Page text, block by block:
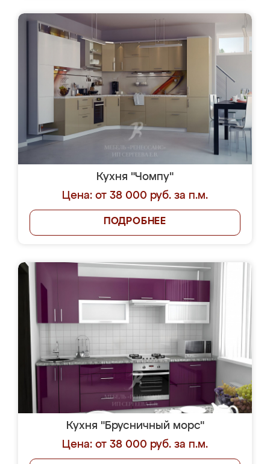
Кухня "Чомпу"
Цена: от 38 000 руб. за п.м.
ПОДРОБНЕЕ
Кухня "Брусничный морс"
Цена: от 38 000 руб. за п.м.